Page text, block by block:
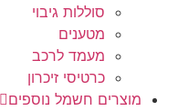
סוללות גיבוי
מטענים
מעמד לרכב
כרטיסי זיכרון
מוצרים חשמל נוספים